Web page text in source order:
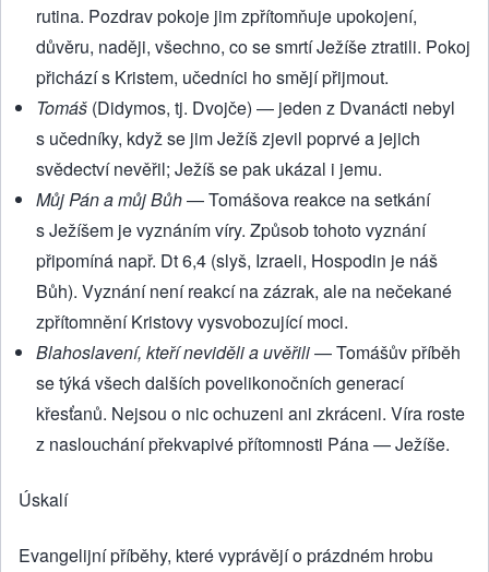
rutina. Pozdrav pokoje jim zpřítomňuje upokojení,
důvěru, naději, všechno, co se smrtí Ježíše ztratili. Pokoj
přichází s Kristem, učedníci ho smějí přijmout.
Tomáš (Didymos, tj. Dvojče) — jeden z Dvanácti nebyl
s učedníky, když se jim Ježíš zjevil poprvé a jejich
svědectví nevěřil; Ježíš se pak ukázal i jemu.
Můj Pán a můj Bůh— Tomášova reakce na setkání
s Ježíšem je vyznáním víry. Způsob tohoto vyznání
připomíná např. Dt 6,4 (slyš, Izraeli, Hospodin je náš
Bůh). Vyznání není reakcí na zázrak, ale na nečekané
zpřítomnění Kristovy vysvobozující moci.
Blahoslavení, kteří neviděli a uvěřili— Tomášův příběh
se týká všech dalších povelikonočních generací
křesťanů. Nejsou o nic ochuzeni ani zkráceni. Víra roste
z naslouchání překvapivé přítomnosti Pána — Ježíše.
Úskalí
Evangelijní příběhy, které vyprávějí o prázdném hrobu